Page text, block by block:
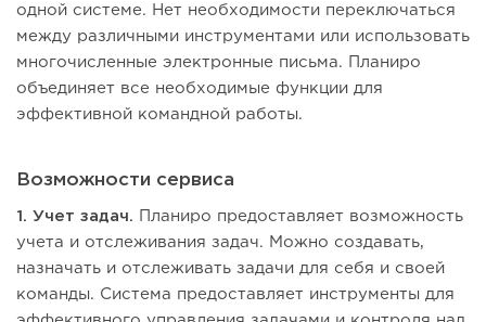
одной системе. Нет необходимости переключаться
между различными инструментами или использовать
многочисленные электронные письма. Планиро
объединяет все необходимые функции для
эффективной командной работы.
Возможности сервиса
1. Учет задач. Планиро предоставляет возможность
учета и отслеживания задач. Можно создавать,
назначать и отслеживать задачи для себя и своей
команды. Система предоставляет инструменты для